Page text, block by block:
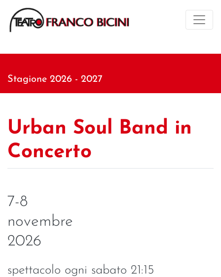
Stagione 2026 - 2027
Urban Soul Band in
Concerto
7-8
novembre
2026
spettacolo ogni sabato 21:15